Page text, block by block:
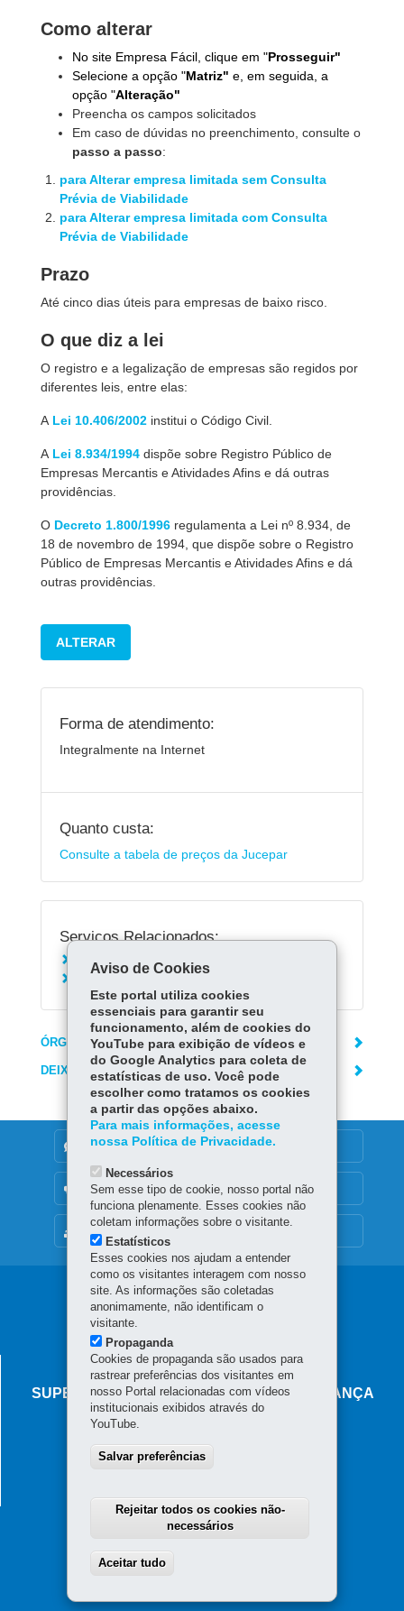
Como alterar
No site Empresa Fácil, clique em "Prosseguir"
Selecione a opção "Matriz" e, em seguida, a
opção "Alteração"
Preencha os campos solicitados
Em caso de dúvidas no preenchimento, consulte o
passo a passo:
para Alterar empresa limitadasemConsulta
Prévia de Viabilidade
para Alterar empresa limitadacomConsulta
Prévia de Viabilidade
Prazo
Até cinco dias úteis para empresas de baixo risco.
O que diz a lei
O registro e a legalização de empresas são regidos por
diferentes leis, entre elas:
A Lei 10.406/2002 institui o Código Civil.
A Lei 8.934/1994 dispõe sobre Registro Público de
Empresas Mercantis e Atividades Afins e dá outras
providências.
O Decreto 1.800/1996 regulamenta a Lei nº 8.934, de
18 de novembro de 1994, que dispõe sobre o Registro
Público de Empresas Mercantis e Atividades Afins e dá
outras providências.
ALTERAR
Forma de atendimento:
Integralmente na Internet
Quanto custa:
Consulte a tabela de preços da Jucepar
Serviços Relacionados:
Registrar Empresa LTDA
ÓRGÃO RESPONSÁVEL
DEIXE SUA OPINIÃO
DENUNCIE CORRUPÇÃO
OUVIDORIA
Navegação
principal
AGÊNCIA DO MIGRANTE
SUPERINTENDÊNCIA-GERAL DE GOVERNANÇA
MIGRATÓRIA
80060-010-Curitiba
Aviso de Cookies
Este portal utiliza cookies
essenciais para garantir seu
funcionamento, além de cookies do
YouTube para exibição de vídeos e
do Google Analytics para coleta de
estatísticas de uso. Você pode
escolher como tratamos os cookies
a partir das opções abaixo.
Para mais informações, acesse
nossa Política de Privacidade.
Necessários
Sem esse tipo de cookie, nosso portal não
funciona plenamente. Esses cookies não
coletam informações sobre o visitante.
Estatísticos
Esses cookies nos ajudam a entender
como os visitantes interagem com nosso
site. As informações são coletadas
anonimamente, não identificam o
visitante.
Propaganda
Cookies de propaganda são usados para
rastrear preferências dos visitantes em
nosso Portal relacionadas com vídeos
institucionais exibidos através do
YouTube.
Salvar preferências
Rejeitar todos os cookies não-
necessários
Aceitar tudo